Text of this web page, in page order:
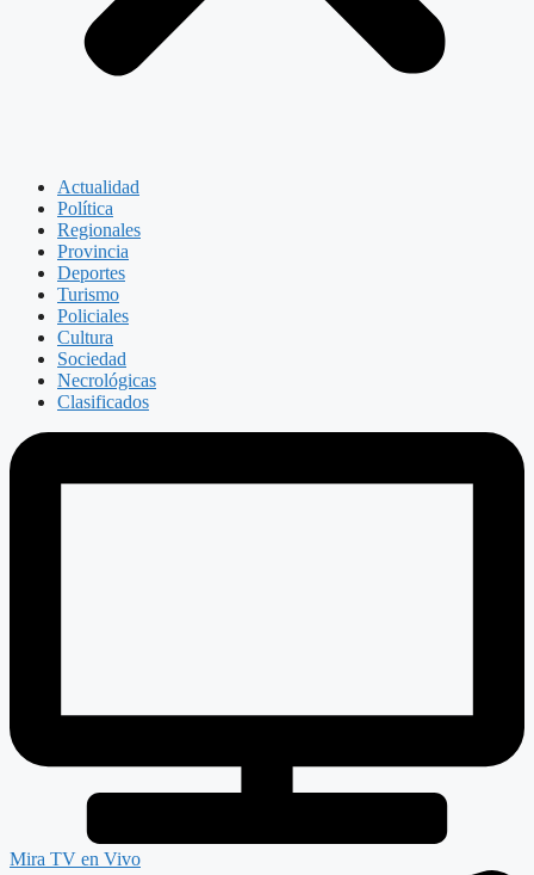
Actualidad
Política
Regionales
Provincia
Deportes
Turismo
Policiales
Cultura
Sociedad
Necrológicas
Clasificados
Mira TV en Vivo